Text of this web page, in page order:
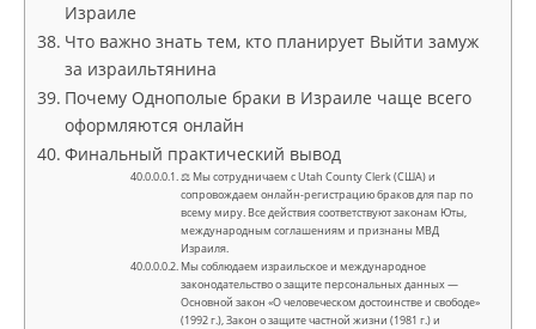
Израиле
Что важно знать тем, кто планирует Выйти замуж
за израильтянина
Почему Однополые браки в Израиле чаще всего
оформляются онлайн
Финальный практический вывод
⚖ Мы сотрудничаем с Utah County Clerk (США) и
сопровождаем онлайн-регистрацию браков для пар по
всему миру. Все действия соответствуют законам Юты,
международным соглашениям и признаны МВД
Израиля.
Мы соблюдаем израильское и международное
законодательство о защите персональных данных —
Основной закон «О человеческом достоинстве и свободе»
(1992 г.), Закон о защите частной жизни (1981 г.) и